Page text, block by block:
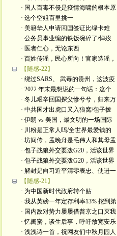
· 国人百毒不侵是疫情海啸的根本原
· 选个空姐百里挑一
· 美籍华人申请回国签证比绿卡难
· 公务员事业编的铁饭碗碎了/悼歿
· 医者仁心，无论东西
· 百姓传谣，民心所向！官家造谣，
【随感-22】
· 绕过SARS、 武毒的贵州，这波疫
· 2022 年末最想说的一句话：这个
· 冬儿艰辛回国探父慘兮兮，归来万
· 中共国才出虎口又入狼窝/包子拨
· 伊朗 vs 美国，最文明的一场国际
· 川粉是正常人吗/全世界最爱钱的
· 坊间传，孟晚舟是毛伟人和其母孟
· 包子战狼外交耍泼G20，活该世界
· 包子战狼外交耍泼G20，活该世界
· 解封是向习近平清零表忠、使进一
【随感-21】
· 为中国新时代政府转个贴
· 我从英磅一年定存利率13% 挖到第
· 国内敌对势力屡屡借普京之口灭我
· 忆闺蜜，谈生后事，呼吁放宽安乐
· 浅浅诗一首，祝网友们中秋月园人